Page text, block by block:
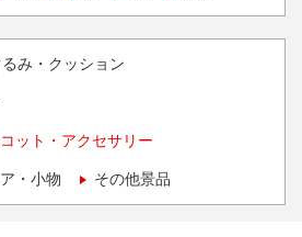
み・クッション
ット・アクセサリー
・小物 その他景品